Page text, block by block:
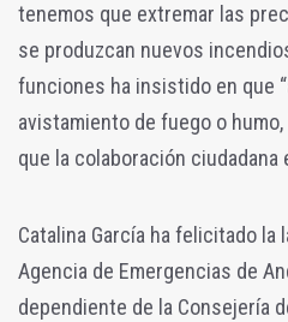
tenemos que extremar las
se produzcan nuevos
funciones ha insistido en que
avistamiento de fuego o humo,
que la colaboración ciudadana
Catalina García ha felicitado la
Agencia de Emergencias de
dependiente de la Consejería